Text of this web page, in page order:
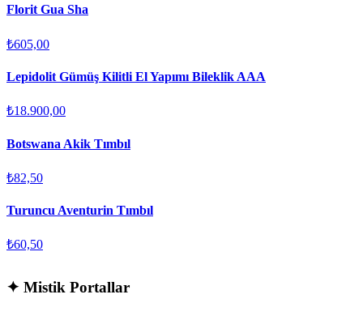
Florit Gua Sha
₺605,00
Lepidolit Gümüş Kilitli El Yapımı Bileklik AAA
₺18.900,00
Botswana Akik Tımbıl
₺82,50
Turuncu Aventurin Tımbıl
₺60,50
✦ Mistik Portallar